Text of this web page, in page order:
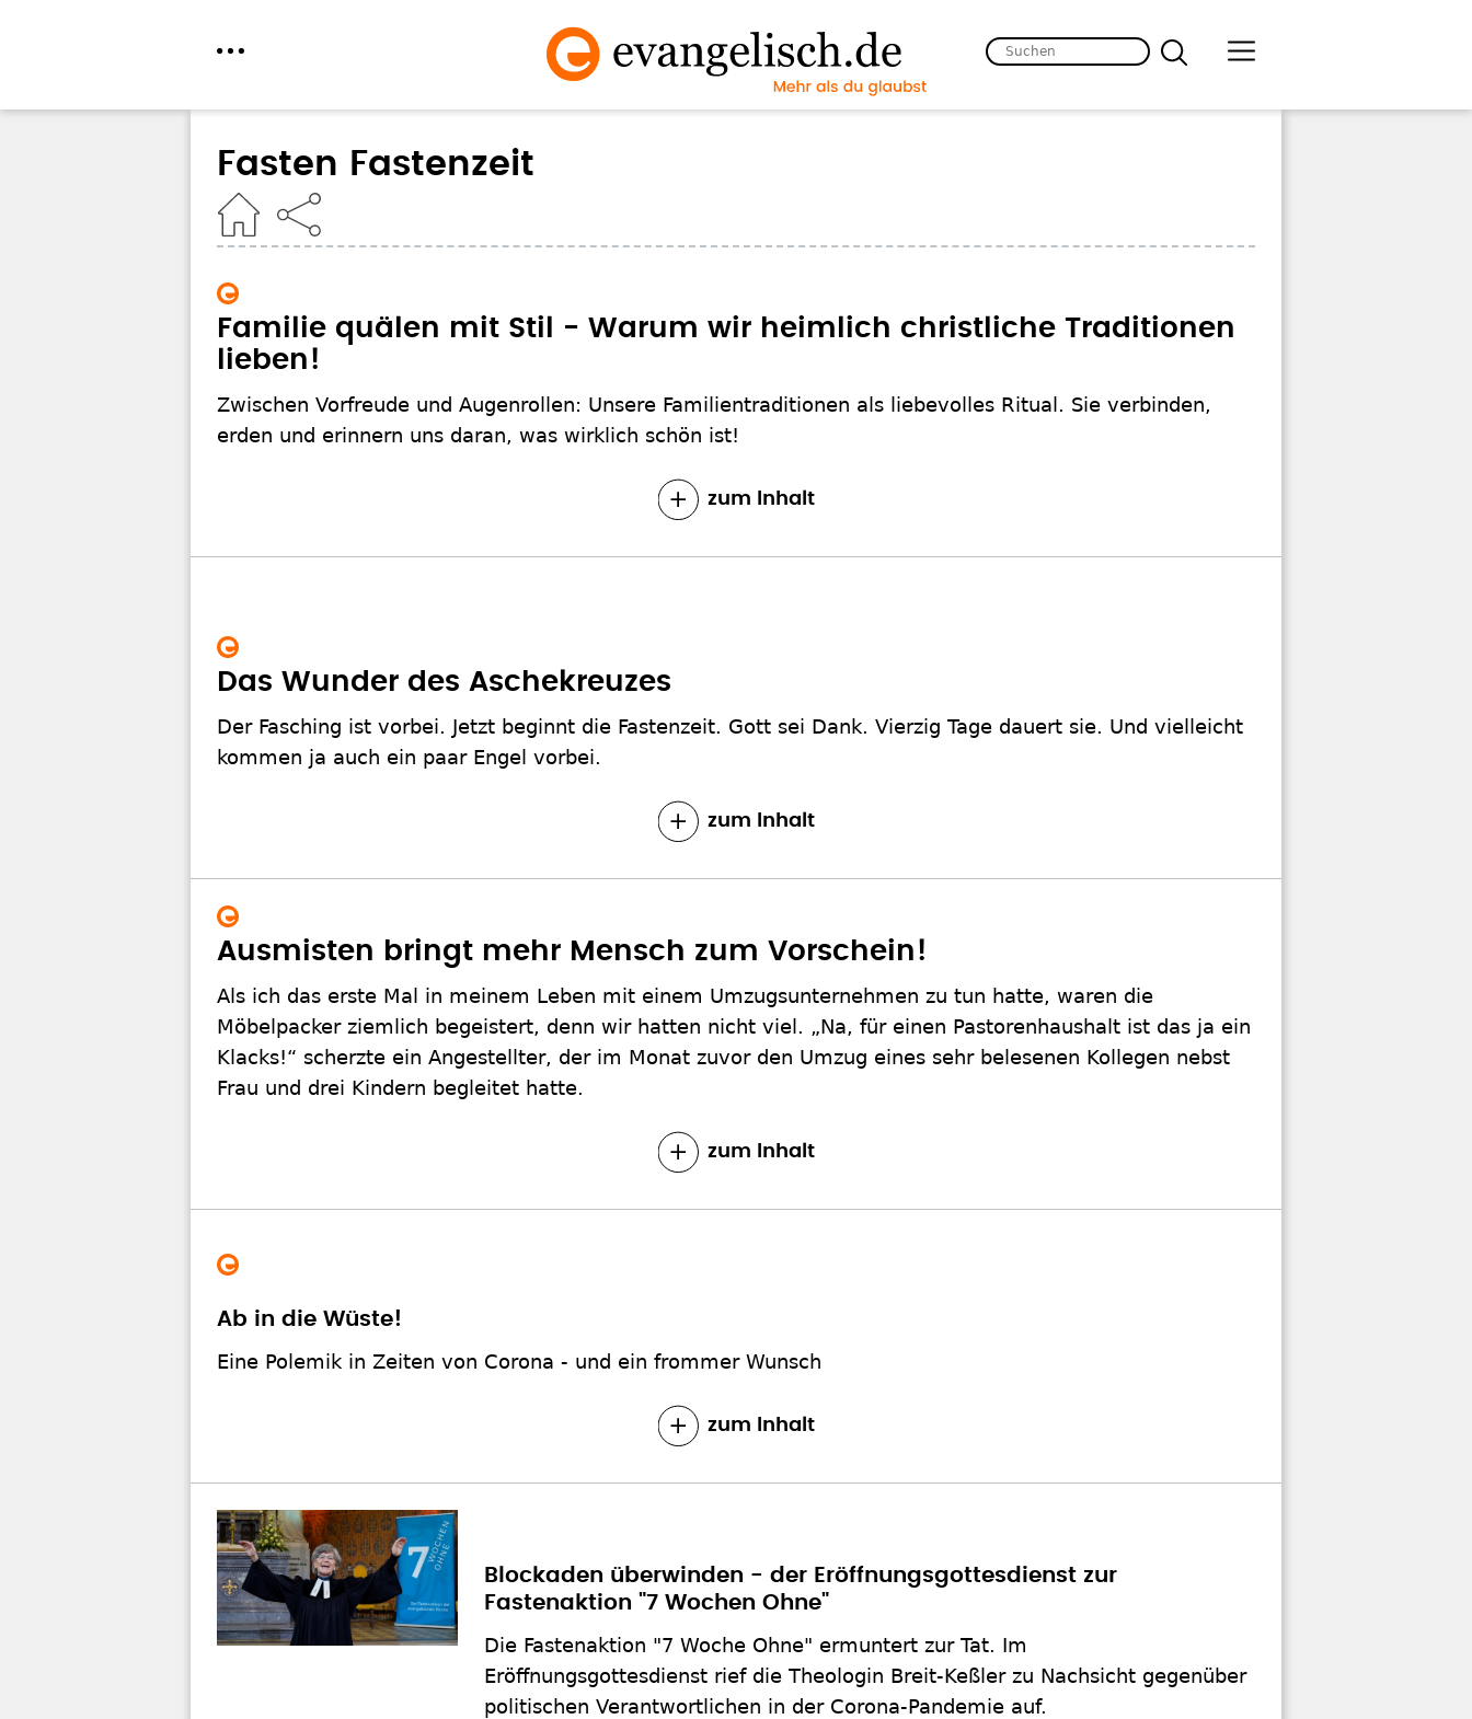
Fasten Fastenzeit
Familie quälen mit Stil - Warum wir heimlich christliche Traditionen
lieben!
Zwischen Vorfreude und Augenrollen: Unsere Familientraditionen als liebevolles Ritual. Sie verbinden,
erden und erinnern uns daran, was wirklich schön ist!
zum Inhalt
Das Wunder des Aschekreuzes
Der Fasching ist vorbei. Jetzt beginnt die Fastenzeit. Gott sei Dank. Vierzig Tage dauert sie. Und vielleicht
kommen ja auch ein paar Engel vorbei.
zum Inhalt
Ausmisten bringt mehr Mensch zum Vorschein!
Als ich das erste Mal in meinem Leben mit einem Umzugsunternehmen zu tun hatte, waren die
Möbelpacker ziemlich begeistert, denn wir hatten nicht viel. „Na, für einen Pastorenhaushalt ist das ja ein
Klacks!“ scherzte ein Angestellter, der im Monat zuvor den Umzug eines sehr belesenen Kollegen nebst
Frau und drei Kindern begleitet hatte.
zum Inhalt
Ab in die Wüste!
Eine Polemik in Zeiten von Corona - und ein frommer Wunsch
zum Inhalt
Blockaden überwinden - der Eröffnungsgottesdienst zur
Fastenaktion "7 Wochen Ohne"
Die Fastenaktion "7 Woche Ohne" ermuntert zur Tat. Im
Eröffnungsgottesdienst rief die Theologin Breit-Keßler zu Nachsicht gegenüber
politischen Verantwortlichen in der Corona-Pandemie auf.